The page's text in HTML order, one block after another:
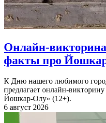
Онлайн-
факты про
К Дню нашего любимого
предлагает онлайн-
Йошкар-Олу» (12+).
6 август 2026